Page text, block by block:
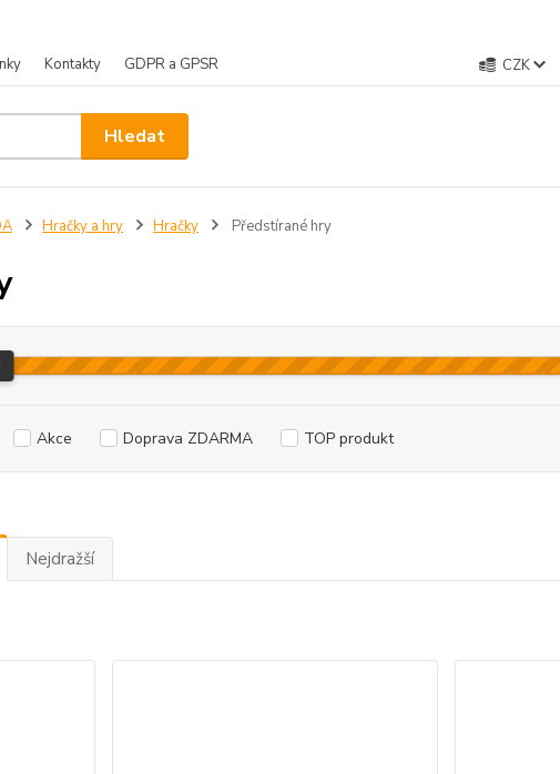
Kontakty GDPR a GPSR CZK
Hledat
Hračky a hry Hračky Předstírané hry
Akce Doprava ZDARMA TOP produkt
Nejdražší